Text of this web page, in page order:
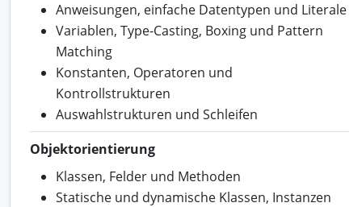
Anweisungen, einfache Datentypen und Literale
Variablen, Type-Casting, Boxing und Pattern
Matching
Konstanten, Operatoren und
Kontrollstrukturen
Auswahlstrukturen und Schleifen
Objektorientierung
Klassen, Felder und Methoden
Statische und dynamische Klassen, Instanzen